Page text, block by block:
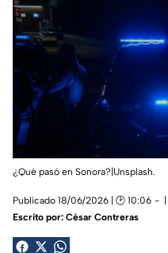
¿Qué pasó en Sonora?|Unsplash.
Publicado 18/06/2026 | 🕑 10:06
Escrito por: César Contreras